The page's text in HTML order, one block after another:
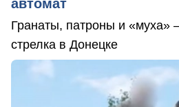
автомат
Гранаты, патроны и «муха»
стрелка в Донецке